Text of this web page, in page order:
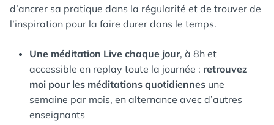
d’ancrer sa pratique dans la régularité et de trouver de
l’inspiration pour la faire durer dans le temps.
Une méditation Live chaque jour, à 8h et
accessible en replay toute la journée : retrouvez
moi pour les méditations quotidiennes une
semaine par mois, en alternance avec d’autres
enseignants